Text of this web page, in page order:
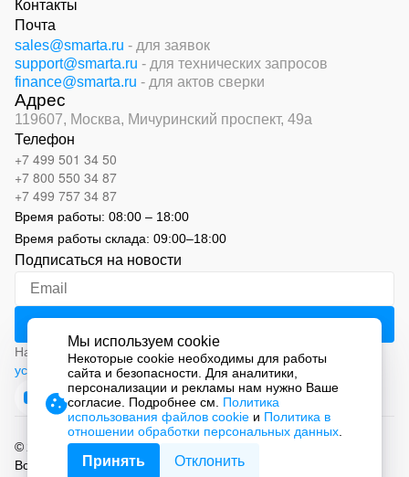
Контакты
Почта
sales@smarta.ru - для заявок
support@smarta.ru - для технических запросов
finance@smarta.ru - для актов сверки
Адрес
119607, Москва, Мичуринский проспект, 49а
Телефон
+7 499 501 34 50
+7 800 550 34 87
+7 499 757 34 87
Время работы: 08:00 – 18:00
Время работы склада: 09:00–18:00
Подписаться на новости
Нажимая на кнопку «Подписаться», вы соглашаетесь с
условиями обработки персональных данных
© 2026 ООО «СМАРТ Автоматизация»
Все права защищены.
Мы используем cookie
Некоторые cookie необходимы для работы
сайта и безопасности. Для аналитики,
персонализации и рекламы нам нужно Ваше
согласие. Подробнее см. Политика
использования файлов cookie и Политика в
отношении обработки персональных данных
Принять Отклонить